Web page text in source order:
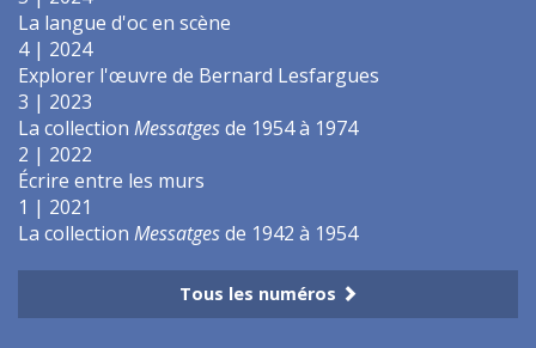
La langue d'oc en scène
4 | 2024
Explorer l'œuvre de Bernard Lesfargues
3 | 2023
La collection Messatgesde 1954 à 1974
2 | 2022
Écrire entre les murs
1 | 2021
La collection Messatgesde 1942 à 1954
Tous les numéros